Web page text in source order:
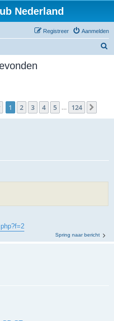
Nederland
Aanmelden
Registreer
Pagina van 124
1 2 3 4 5 124
Spring naar bericht